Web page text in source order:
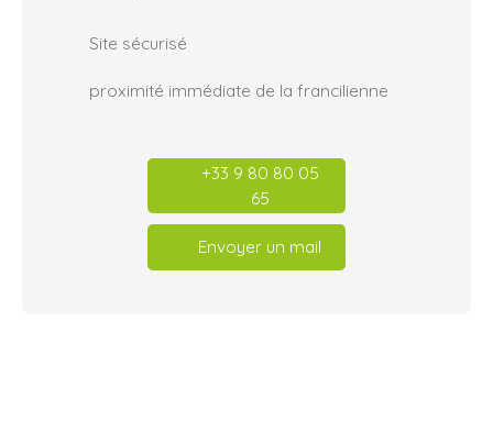
Site sécurisé
proximité immédiate de la francilienne
+33 9 80 80 05
65
Envoyer un mail